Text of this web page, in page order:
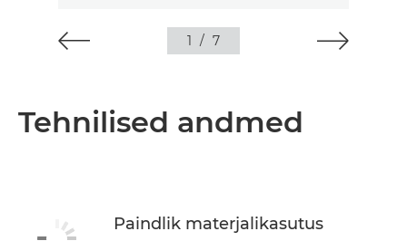
1 / 7
Tehnilised andmed
Paindlik materjalikasutus